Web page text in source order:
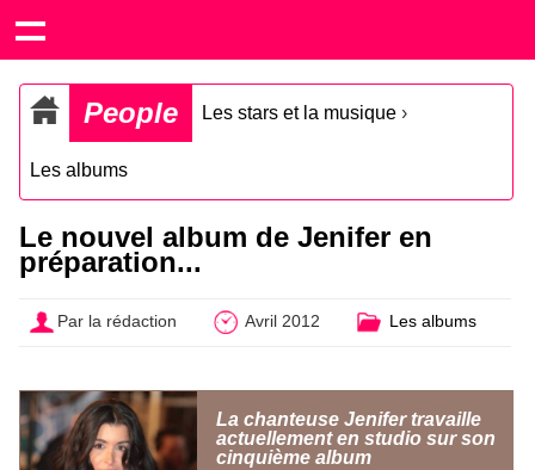
People Les stars et la musique ›
Les albums
Le nouvel album de Jenifer en
préparation...
Par la rédaction Avril 2012 Les albums
La chanteuse Jenifer travaille
actuellement en studio sur son
cinquième album